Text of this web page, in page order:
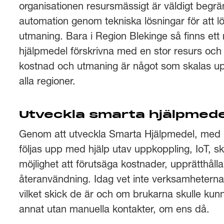
organisationen resursmässigt är väldigt
automation genom tekniska lösningar för att
utmaning. Bara i Region Blekinge så finns
hjälpmedel förskrivna med en stor resurs
kostnad och utmaning är något som skalas
alla regioner.
Utveckla smarta
Genom att utveckla Smarta Hjälpmedel,
följas upp med hjälp utav uppkoppling, IoT,
möjlighet att förutsäga kostnader,
återanvändning. Idag vet inte
vilket skick de är och om brukarna skulle
annat utan manuella kontakter, om ens då.